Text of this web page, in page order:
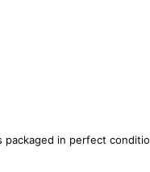
in perfect